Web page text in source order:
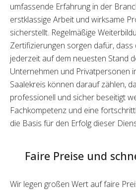
umfassende Erfahrung in der
erstklassige Arbeit und wirksame
sicherstellt. Regelmäßige
Zertifizierungen sorgen dafür, dass
jederzeit auf dem neuesten Stand
Unternehmen und Privatpersonen
Saalekreis können darauf zählen,
professionell und sicher beseitigt
Fachkompetenz und eine
die Basis für den Erfolg dieser
Faire Preise und
Wir legen großen Wert auf faire